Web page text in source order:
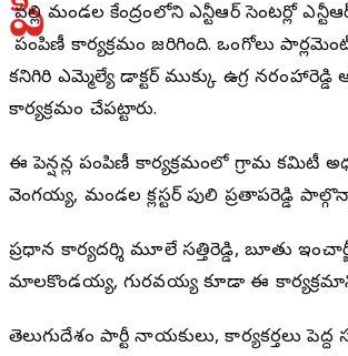
సిపల్లి మండల కేంద్రంలోని ఎన్టీఆర్ సెంటర్లో
పంపిణీ కార్యక్రమం జరిగింది. ఒంగోలు పార్లమెంట్
కనిగిరి ఎమ్మెల్యే డాక్టర్ ముక్కు ఉగ్ర
కార్యక్రమం చేపట్టారు.
ఈ పెన్షన్ల పంపిణీ కార్యక్రమంలో గ్రామ కమిటీ
వెంగయ్య, మండల క్లస్టర్ పులి ప్రతాపరెడ్డి
ప్రధాన కార్యదర్శి మూలే సత్తిరెడ్డి, బూతు
మాలకొండయ్య, గురవయ్య కూడా ఈ
తెలుగుదేశం పార్టీ నాయకులు, కార్యకర్తలు పెద్ద